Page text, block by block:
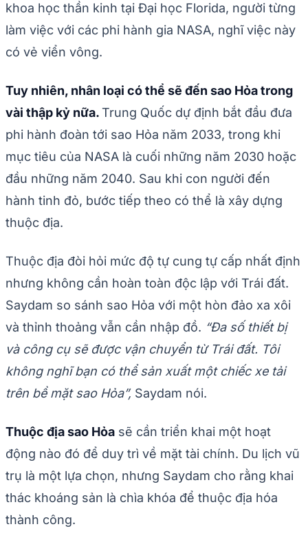
khoa học thần kinh tại Đại học Florida, người từng
làm việc với các phi hành gia NASA, nghĩ việc này
có vẻ viển vông.
Tuy nhiên, nhân loại có thể sẽ đến sao Hỏa trong
vài thập kỷ nữa.Trung Quốc dự định bắt đầu đưa
phi hành đoàn tới sao Hỏa năm 2033, trong khi
mục tiêu của NASA là cuối những năm 2030 hoặc
đầu những năm 2040. Sau khi con người đến
hành tinh đỏ, bước tiếp theo có thể là xây dựng
thuộc địa.
Thuộc địa đòi hỏi mức độ tự cung tự cấp nhất định
nhưng không cần hoàn toàn độc lập với Trái đất.
Saydam so sánh sao Hỏa với một hòn đảo xa xôi
và thỉnh thoảng vẫn cần nhập đồ. “Đa số thiết bị
và công cụ sẽ được vận chuyển từ Trái đất. Tôi
không nghĩ bạn có thể sản xuất một chiếc xe tải
trên bề mặt sao Hỏa”, Saydam nói.
Thuộc địa sao Hỏa sẽ cần triển khai một hoạt
động nào đó để duy trì về mặt tài chính. Du lịch vũ
trụ là một lựa chọn, nhưng Saydam cho rằng khai
thác khoáng sản là chìa khóa để thuộc địa hóa
thành công.